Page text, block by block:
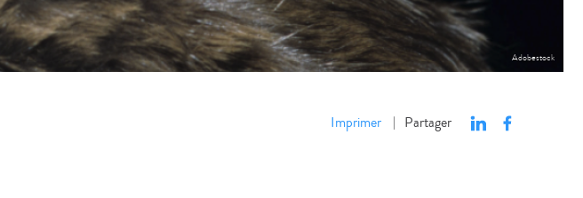
Adobestock
Imprimer | Partager